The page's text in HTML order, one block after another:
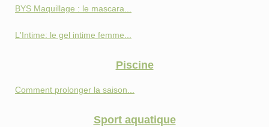
BYS Maquillage : le mascara...
L'Intime: le gel intime femme...
Piscine
Comment prolonger la saison...
Sport aquatique